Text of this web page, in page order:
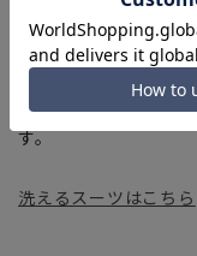
上、ご注文いただい
を完了できない場合
■お急ぎ発送のご注
よってはお急ぎ発送
す。
洗えるスーツはこちら